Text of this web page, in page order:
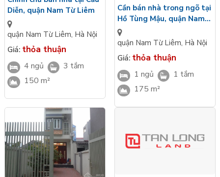
Diễn, quận Nam Từ Liêm
quận Nam Từ Liêm, Hà Nội
Giá: thỏa thuận
4 ngủ
3 tắm
150 m²
Cần bán nhà trong ngõ tại
Hồ Tùng Mậu, quận Nam
Từ Liêm
quận Nam Từ Liêm, Hà Nội
Giá: thỏa thuận
1 ngủ
1 tắm
175 m²